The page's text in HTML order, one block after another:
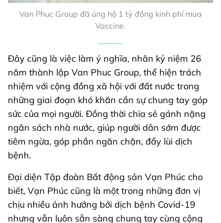
Van Phuc Group đã ủng hộ 1 tỷ đồng kinh phí mua
Vaccine.
Đây cũng là việc làm ý nghĩa, nhân kỷ niệm 26
năm thành lập Van Phuc Group, thể hiện trách
nhiệm với cộng đồng xã hội với đất nước trong
những giai đoạn khó khăn cần sự chung tay góp
sức của mọi người. Đồng thời chia sẻ gánh nặng
ngân sách nhà nước, giúp người dân sớm được
tiêm ngừa, góp phần ngăn chặn, đẩy lùi dịch
bệnh.
Đại diện Tập đoàn Bất động sản Vạn Phúc cho
biết, Vạn Phúc cũng là một trong những đơn vị
chịu nhiều ảnh hưởng bởi dịch bệnh Covid-19
nhưng vẫn luôn sẵn sàng chung tay cùng cộng